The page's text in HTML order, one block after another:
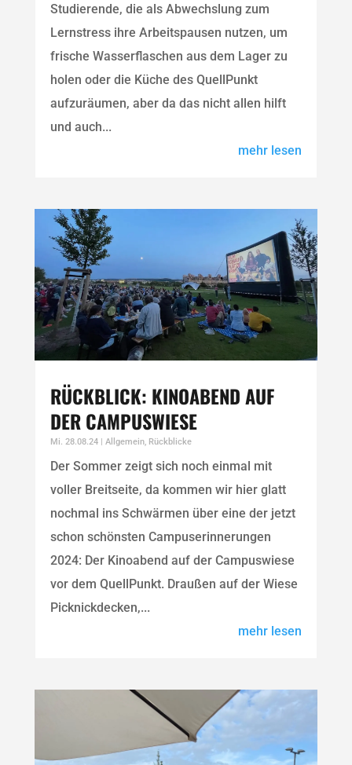
Studierende, die als Abwechslung zum
Lernstress ihre Arbeitspausen nutzen, um
frische Wasserflaschen aus dem Lager zu
holen oder die Küche des QuellPunkt
aufzuräumen, aber da das nicht allen hilft
und auch...
mehr lesen
RÜCKBLICK: KINOABEND AUF
DER CAMPUSWIESE
Mi. 28.08.24| Allgemein, Rückblicke
Der Sommer zeigt sich noch einmal mit
voller Breitseite, da kommen wir hier glatt
nochmal ins Schwärmen über eine der jetzt
schon schönsten Campuserinnerungen
2024: Der Kinoabend auf der Campuswiese
vor dem QuellPunkt. Draußen auf der Wiese
Picknickdecken,...
mehr lesen